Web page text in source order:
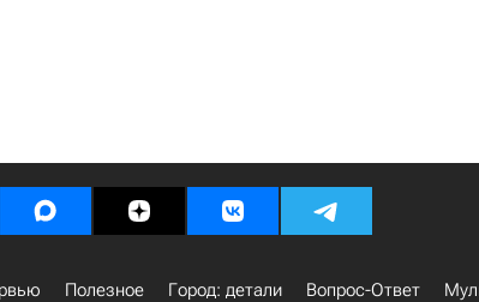
Полезное Город: детали Вопрос-Ответ